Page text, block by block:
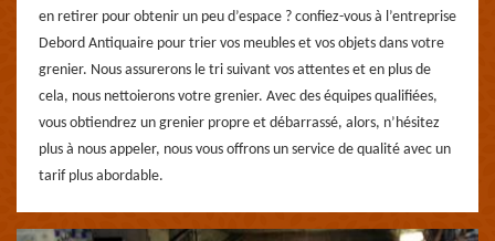
en retirer pour obtenir un peu d’espace ? confiez-vous à l’entreprise
Debord Antiquaire pour trier vos meubles et vos objets dans votre
grenier. Nous assurerons le tri suivant vos attentes et en plus de
cela, nous nettoierons votre grenier. Avec des équipes qualifiées,
vous obtiendrez un grenier propre et débarrassé, alors, n’hésitez
plus à nous appeler, nous vous offrons un service de qualité avec un
tarif plus abordable.